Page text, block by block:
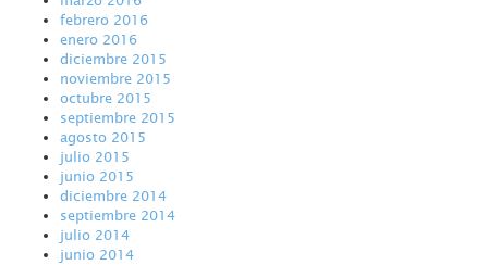
febrero 2016
enero 2016
diciembre 2015
noviembre 2015
octubre 2015
septiembre 2015
agosto 2015
julio 2015
junio 2015
diciembre 2014
septiembre 2014
julio 2014
junio 2014